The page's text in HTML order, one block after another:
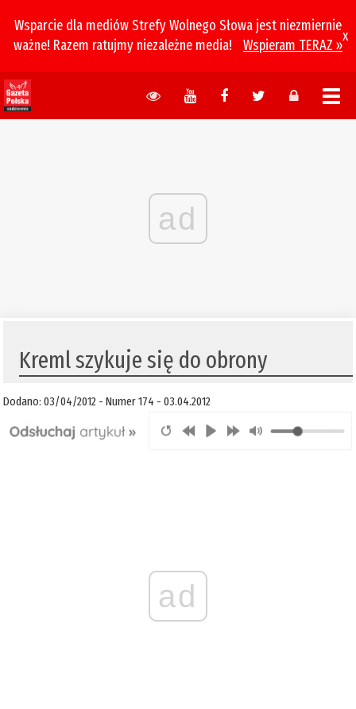
Wsparcie dla mediów Strefy Wolnego Słowa jest niezmiernie
ważne! Razem ratujmy niezależne media!
Wspieram TERAZ »
x
ad
Kreml szykuje się do obrony
Dodano: 03/04/2012 - Numer 174 - 03.04.2012
ad